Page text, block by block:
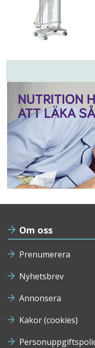
Om oss
Prenumerera
Nyhetsbrev
Annonsera
Kakor (cookies)